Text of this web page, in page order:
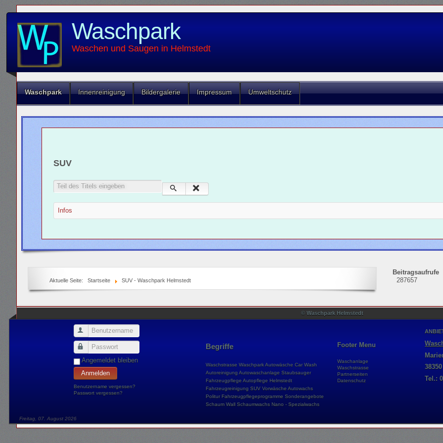
Waschpark
Waschen und Saugen in Helmstedt
Waschpark Innenreinigung Bildergalerie Impressum Umweltschutz
SUV
Teil des Titels eingeben
Infos
Aktuelle Seite: Startseite SUV - Waschpark Helmstedt
Beitragsaufrufe
287657
© Waschpark Helmstedt
Benutzername
Passwort
Angemeldet bleiben
Anmelden
Benutzername vergessen?
Passwort vergessen?
Begriffe
Waschstrasse Waschpark Autowäsche Car Wash
Autoreinigung Autowaschanlage Staubsauger
Fahrzeugpflege Autopflege Helmstedt
Fahrzeugreinigung SUV Vorwäsche Autowachs
Politur Fahrzeugpflegeprogramme Sonderangebote
Schaum Wall Schaumwachs Nano - Spezialwachs
Footer Menu
Waschanlage
Waschstrasse
Partnerseiten
Datenschutz
Tel.:
Freitag, 07. August 2026